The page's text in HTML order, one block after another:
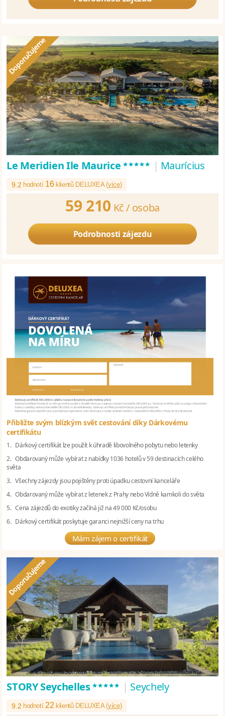
Le Meridien Ile Maurice***** | Maurícius
9.2 hodnotí 16klientů DELUXEA (více)
59 210 Kč / osoba
Podrobnosti zájezdu
Přibližte svým blízkým svět cestování díky Dárkovému
certifikátu
1. Dárkový certifikát lze použít k úhradě libovolného pobytu nebo letenky
2. Obdarovaný může vybírat z nabídky 1036 hotelů v 59 destinacích celého
světa
3. Všechny zájezdy jsou pojištěny proti úpadku cestovní kanceláře
4. Obdarovaný může vybírat z letenek z Prahy nebo Vídně kamkoli do světa
5. Cena zájezdů do exotiky začíná již na 49 000 Kč/osobu
6. Dárkový certifikát poskytuje garanci nejnižší ceny na trhu
Mám zájem o certifikát
STORY Seychelles***** | Seychely
9.2 hodnotí22 klientů DELUXEA (více)